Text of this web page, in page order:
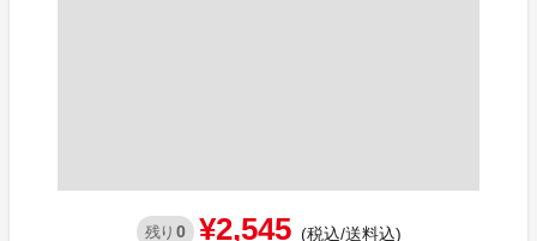
残り 0 ¥2,545 (税込/送料込)